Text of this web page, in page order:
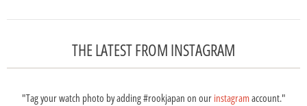
THE LATEST FROM INSTAGRAM
"Tag your watch photo by adding #rookjapan on our instagramaccount."